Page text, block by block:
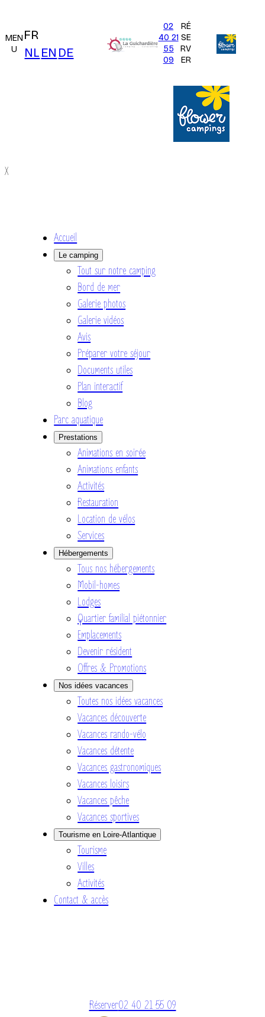
MEN
U
FR
NL EN DE
02
40 21
55
09
RÉ
SE
RV
ER
X
Accueil
Le camping
Tout sur notre camping
Bord de mer
Galerie photos
Galerie vidéos
Avis
Préparer votre séjour
Documents utiles
Plan interactif
Blog
Parc aquatique
Prestations
Animations en soirée
Animations enfants
Activités
Restauration
Location de vélos
Services
Hébergements
Tous nos hébergements
Mobil-homes
Lodges
Quartier familial piétonnier
Emplacements
Devenir résident
Offres & Promotions
Nos idées vacances
Toutes nos idées vacances
Vacances découverte
Vacances rando-vélo
Vacances détente
Vacances gastronomiques
Vacances loisirs
Vacances pêche
Vacances sportives
Tourisme en Loire-Atlantique
Tourisme
Villes
Activités
Contact & accès
Réserver02 40 21 55 09